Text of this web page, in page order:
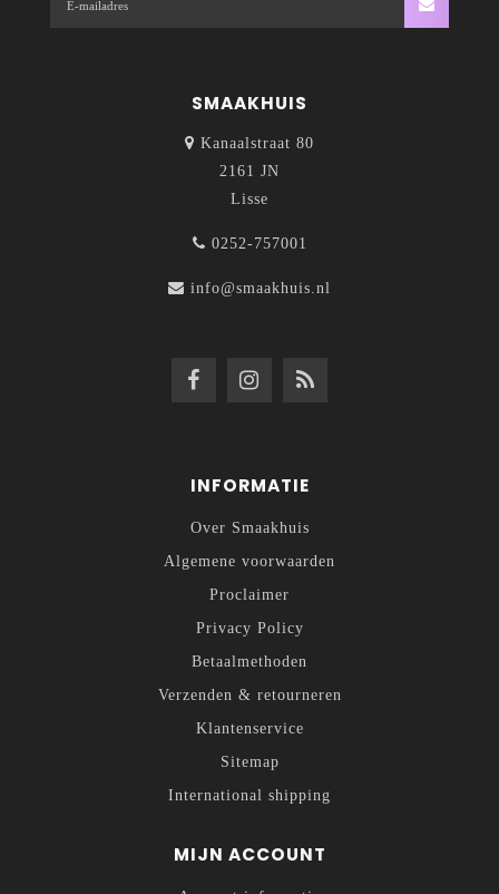
SMAAKHUIS
Kanaalstraat 80
2161 JN
Lisse
0252-757001
info@smaakhuis.nl
INFORMATIE
Over Smaakhuis
Algemene voorwaarden
Proclaimer
Privacy Policy
Betaalmethoden
Verzenden & retourneren
Klantenservice
Sitemap
International shipping
MIJN ACCOUNT